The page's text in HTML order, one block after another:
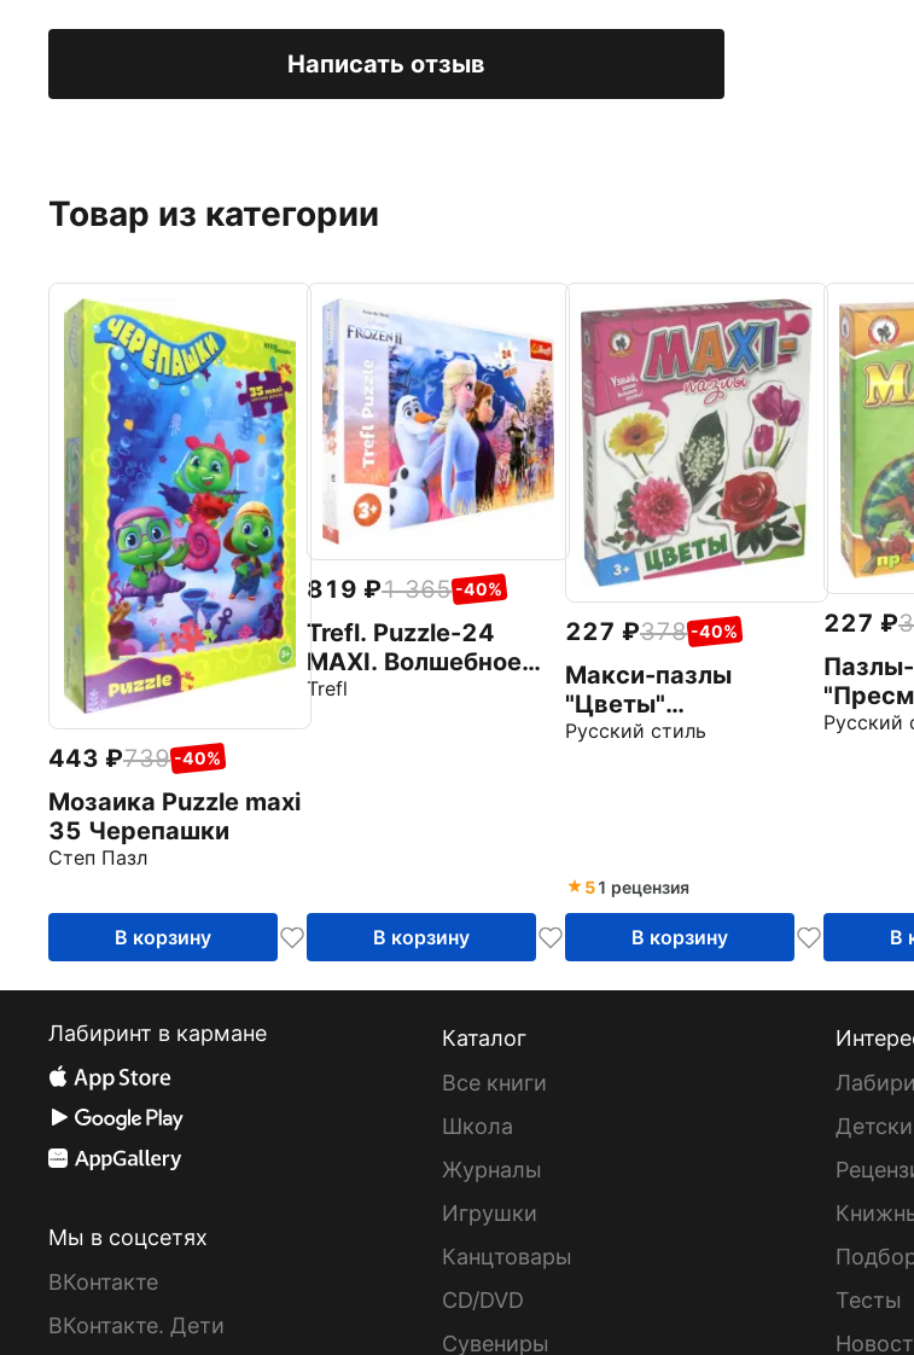
Написать отзыв
Товар из категории
443 739 -40%
Мозаика Puzzle maxi
35 Черепашки
Степ Пазл
В корзину
819 1 365 -40%
Trefl. Puzzle-24
MAXI. Волшебное
путешествие,
Фрозен2
Trefl
В корзину
227 378 -40%
Макси-пазлы
"Цветы"
(50234/03534)
Русский стиль
51 рецензия
В корзину
227
Русский
В
Лабиринт в кармане
Мы в соцсетях
ВКонтакте
ВКонтакте. Дети
Каталог
Все книги
Школа
Журналы
Игрушки
Канцтовары
CD/DVD
Сувениры
Тесты